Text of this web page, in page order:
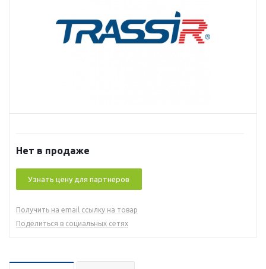
Нет в продаже
Узнать цену для партнеров
Получить на email ссылку на товар
Поделиться в социальных сетях